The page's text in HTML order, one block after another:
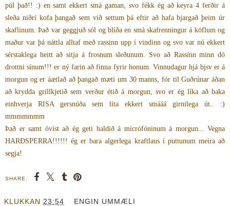
púl það!! :) en samt ekkert smá gaman, svo fékk ég að keyra 4 ferðir á
sleða niðrí kofa þangað sem við settum þá eftir að hafa bjargað þeim úr
skaflinum. Það var geggjuð sól og blíða en smá skafrenningur á köflum og
maður var þá náttla alltaf með rassinn upp í vindinn og svo var nú ekkert
sérstaklega heitt að sitja á frosnum sleðunum. Svo að Rassinn minn dó
drottni sínum!!! er ný farin að finna fyrir honum. Vinnudagur hjá bjsv er á
morgun og er áætlað að þangað mæti um 30 manns, fór til Guðrúnar áðan
að krydda grillkjetið sem verður étið á morgun, svo er ég líka að baka
einhverja RISA gersnúða sem líta ekkert smááá girnilega út.. :)
mmmmmmm
Það er samt óvíst að ég geti haldið á micrófóninum á morgun... Vegna
HARÐSPERRA!!!!!! ég er bara algerlega kraftlaus í puttunum meira að
segja!
SHARE:
KLUKKAN 23:54 ENGIN UMMÆLI